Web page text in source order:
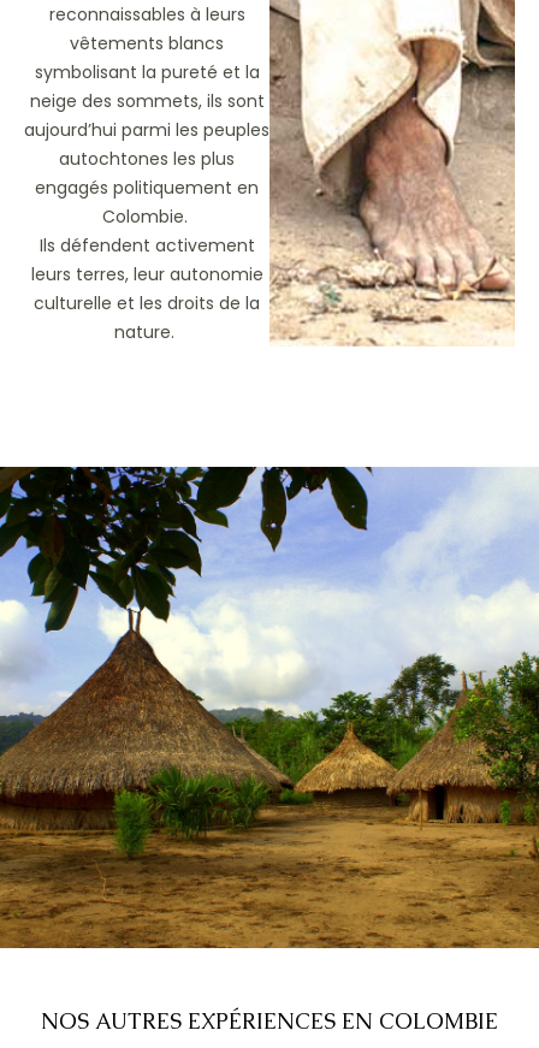
reconnaissables à leurs
vêtements blancs
symbolisant la pureté et la
neige des sommets, ils sont
aujourd’hui parmi les peuples
autochtones les plus
engagés politiquement en
Colombie.
Ils défendent activement
leurs terres, leur autonomie
culturelle et les droits de la
nature.
NOS AUTRES EXPÉRIENCES EN COLOMBIE